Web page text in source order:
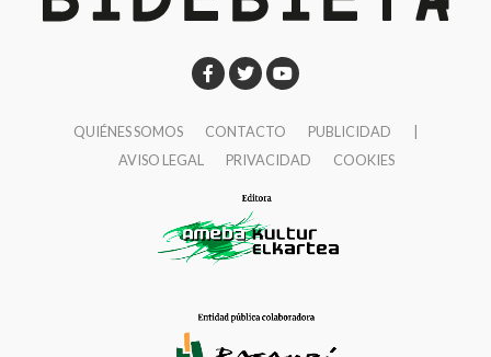
QUIÉNES SOMOS CONTACTO PUBLICIDAD
AVISO LEGAL
PRIVACIDAD COOKIES